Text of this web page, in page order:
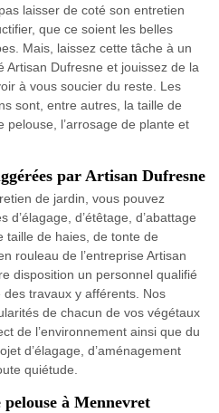
laisser de coté son entretien
que ce soient les belles
Mais, laissez cette tâche à un
Artisan Dufresne et jouissez de la
à vous soucier du reste. Les
sont, entre autres, la taille de
pelouse, l’arrosage de plante et
par Artisan Dufresne
de jardin, vous pouvez
d’étêtage, d’abattage
taille de haies, de tonte de
rouleau de l’entreprise Artisan
disposition un personnel qualifié
travaux y afférents. Nos
de chacun de vos végétaux
de l’environnement ainsi que du
d’élagage, d’aménagement
quiétude.
à Mennevret